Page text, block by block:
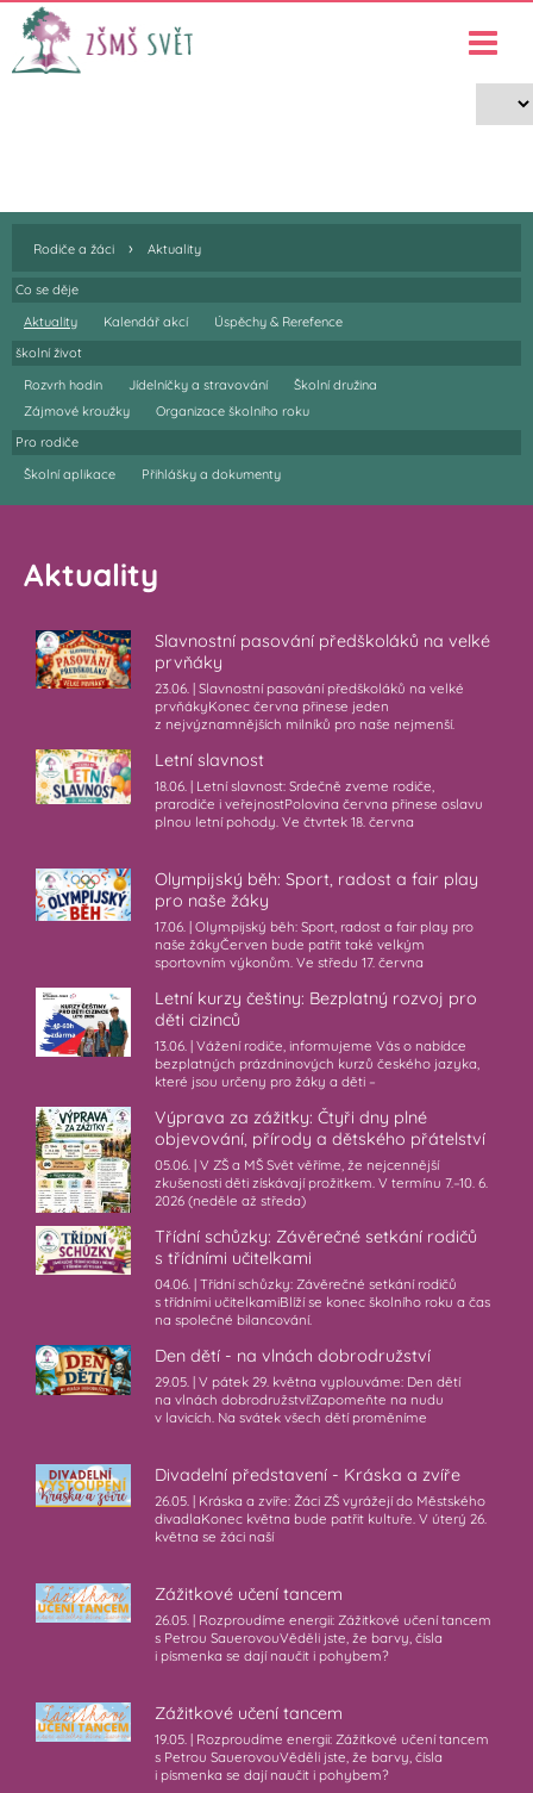
Rodiče a žáci › Aktuality
Co se děje
Aktuality
Kalendář akcí
Úspěchy & Rerefence
školní život
Rozvrh hodin
Jídelníčky a stravování
Školní družina
Zájmové kroužky
Organizace školního roku
Pro rodiče
Školní aplikace
Přihlášky a dokumenty
Aktuality
Slavnostní pasování předškoláků na velké
prvňáky
23.06. | Slavnostní pasování předškoláků na velké
prvňákyKonec června přinese jeden
z nejvýznamnějších milníků pro naše nejmenší.
Letní slavnost
18.06. | Letní slavnost: Srdečně zveme rodiče,
prarodiče i veřejnostPolovina června přinese oslavu
plnou letní pohody. Ve čtvrtek 18. června
Olympijský běh: Sport, radost a fair play
pro naše žáky
17.06. | Olympijský běh: Sport, radost a fair play pro
naše žákyČerven bude patřit také velkým
sportovním výkonům. Ve středu 17. června
Letní kurzy češtiny: Bezplatný rozvoj pro
děti cizinců
13.06. | Vážení rodiče, informujeme Vás o nabídce
bezplatných prázdninových kurzů českého jazyka,
které jsou určeny pro žáky a děti –
Výprava za zážitky: Čtyři dny plné
objevování, přírody a dětského přátelství
05.06. | V ZŠ a MŠ Svět věříme, že nejcennější
zkušenosti děti získávají prožitkem. V termínu 7.–10. 6.
2026 (neděle až středa)
Třídní schůzky: Závěrečné setkání rodičů
s třídními učitelkami
04.06. | Třídní schůzky: Závěrečné setkání rodičů
s třídními učitelkamiBlíží se konec školního roku a čas
na společné bilancování.
Den dětí - na vlnách dobrodružství
29.05. | V pátek 29. května vyplouváme: Den dětí
na vlnách dobrodružství!Zapomeňte na nudu
v lavicích. Na svátek všech dětí proměníme
Divadelní představení - Kráska a zvíře
26.05. | Kráska a zvíře: Žáci ZŠ vyrážejí do Městského
divadlaKonec května bude patřit kultuře. V úterý 26.
května se žáci naší
Zážitkové učení tancem
26.05. | Rozproudíme energii: Zážitkové učení tancem
s Petrou SauerovouVěděli jste, že barvy, čísla
i písmenka se dají naučit i pohybem?
Zážitkové učení tancem
19.05. | Rozproudíme energii: Zážitkové učení tancem
s Petrou SauerovouVěděli jste, že barvy, čísla
i písmenka se dají naučit i pohybem?